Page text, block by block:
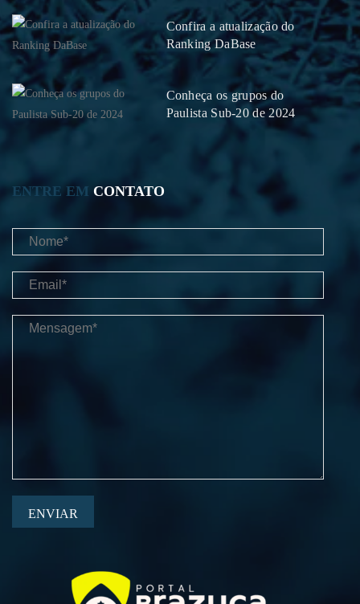
Confira a atualização do
Ranking DaBase
Conheça os grupos do
Paulista Sub-20 de 2024
ENTRE EM CONTATO
ENVIAR